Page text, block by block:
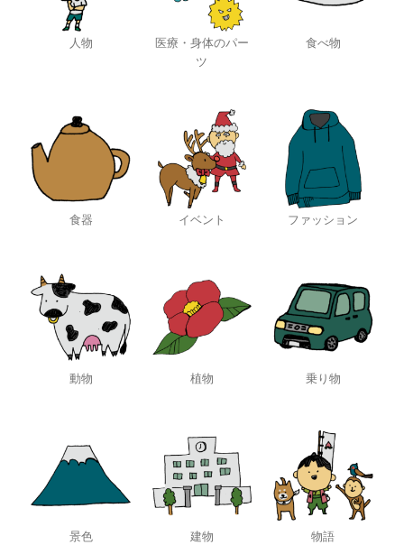
人物
医療・身体のパー
ツ
食べ物
食器 イベント ファッション
動物 植物 乗り物
景色 建物 物語